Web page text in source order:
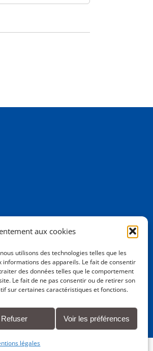
aux cookies
utilisons des technologies telles que les
des appareils. Le fait de consentir
des données telles que le comportement
Le fait de ne pas consentir ou de retirer son
sur certaines caractéristiques et fonctions.
Refuser Voir les préférences
légales